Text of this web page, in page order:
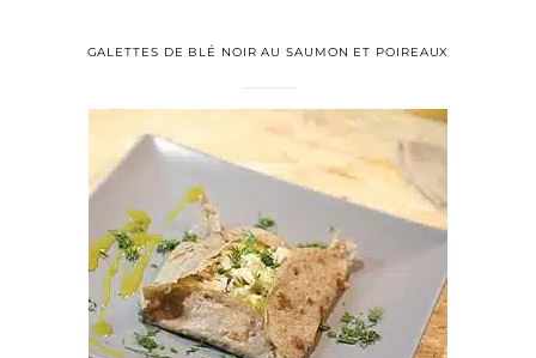
GALETTES DE BLÉ NOIR AU SAUMON ET POIREAUX